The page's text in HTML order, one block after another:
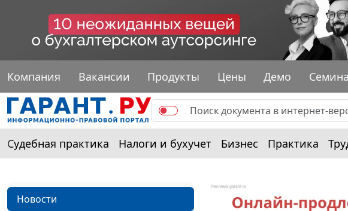
Компания Вакансии Продукты Цены Демо
Судебная практика Налоги и бухучет Бизнес Практика
Новости